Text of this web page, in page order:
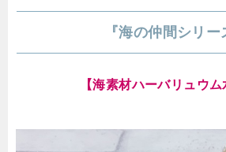
『海の仲間シリー
【海素材ハーバリュウム